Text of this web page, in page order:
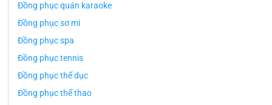
Đồng phục quán karaoke
Đồng phục sơ mi
Đồng phục spa
Đồng phục tennis
Đồng phục thể dục
Đồng phục thể thao